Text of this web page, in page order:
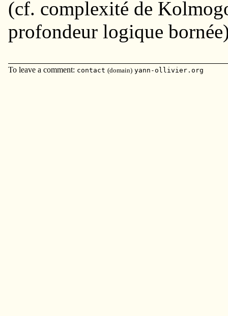
(cf. complexité de
profondeur logique
To leave a comment: contact (domain) yann-ollivier.org